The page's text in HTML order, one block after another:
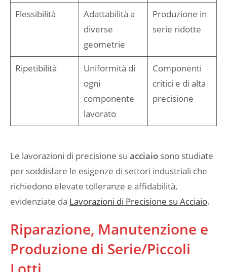
Flessibilità
Adattabilità a
diverse
geometrie
Produzione in
serie ridotte
Ripetibilità
Uniformità di
ogni
componente
lavorato
Componenti
critici e di alta
precisione
Le lavorazioni di precisione su acciaio sono studiate
per soddisfare le esigenze di settori industriali che
richiedono elevate tolleranze e affidabilità,
evidenziate da Lavorazioni di Precisione su Acciaio.
Riparazione, Manutenzione e
Produzione di Serie/Piccoli